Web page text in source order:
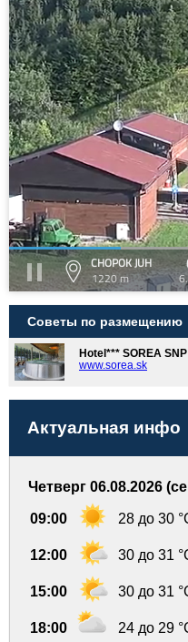
CHOPOK JUH
1220 m
Советы по размещению
Hotel*** SOREA SNP
www.sorea.sk
Актуальная инфо
Четверг 06.08.2026
09:00 28 до 30
12:00 30 до 31
15:00 30 до 31
18:00 24 до 29